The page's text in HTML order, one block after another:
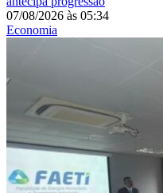
07/08/2026 às 05:34
Economia